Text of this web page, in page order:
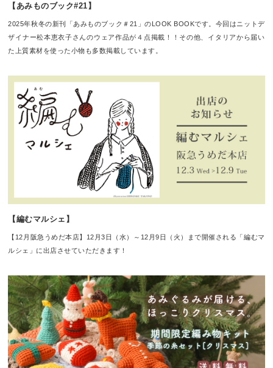
【あみものブック#21】
2025年秋冬の新刊「あみものブック＃21」のLOOK BOOKです。今回はニットデ
ザイナー松本恵衣子さんのウェア作品が４点掲載！！その他、イタリアから届い
た上質素材を使った小物も多数掲載しています。
【編むマルシェ】
【12月阪急うめだ本店】12月3日（水）～12月9日（火）まで開催される「編むマ
ルシェ」に出店させていただきます！